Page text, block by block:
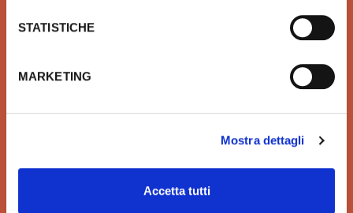
STATISTICHE
MARKETING
Mostra dettagli
Accetta tutti
marche in linea con le ultime
Affidiamo il tuo denaro e la
sistema più sicuro per
effettuare i pagamenti e per
GRANDI ORDINI